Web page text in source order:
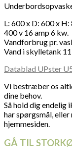
L: 600 x D: 600 x
400 v 16 amp 6 kw.
Vandforbrug pr.
Vand i skylletank
Datablad UPster
Vi bestræber os
dine behov.
Så hold dig endelig
har spørgsmål,
hjemmesiden.
GÅ TIL